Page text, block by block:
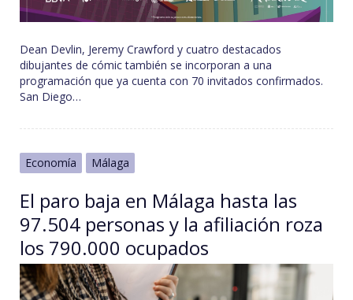
Dean Devlin, Jeremy Crawford y cuatro destacados
dibujantes de cómic también se incorporan a una
programación que ya cuenta con 70 invitados confirmados.
San Diego…
Economía Málaga
El paro baja en Málaga hasta las
97.504 personas y la afiliación roza
los 790.000 ocupados